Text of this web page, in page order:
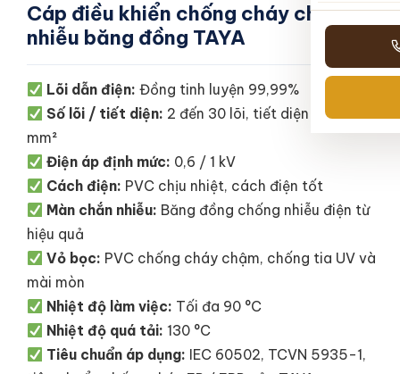
Cáp điều khiển chống cháy chống
nhiễu băng đồng TAYA
Lõi dẫn điện: Đồng tinh luyện 99,99%
Số lõi / tiết diện: 2 đến 30 lõi, tiết diện 0,5 – 1,5
mm²
Điện áp định mức: 0,6 / 1 kV
Cách điện: PVC chịu nhiệt, cách điện tốt
Màn chắn nhiễu: Băng đồng chống nhiễu điện từ
hiệu quả
Vỏ bọc: PVC chống cháy chậm, chống tia UV và
mài mòn
Nhiệt độ làm việc: Tối đa 90 °C
Nhiệt độ quá tải: 130 °C
Tiêu chuẩn áp dụng: IEC 60502, TCVN 5935-1,